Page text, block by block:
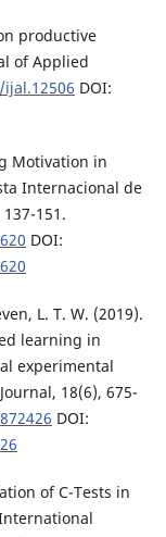
productive
of Applied
DOI:
Motivation in
Internacional de
151.
DOI:
L. T. W. (2019).
learning in
experimental
18(6), 675-
DOI:
of C-Tests in